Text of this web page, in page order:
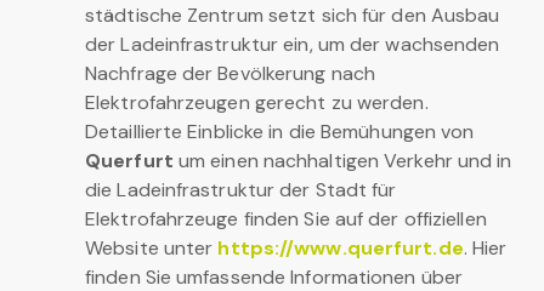
städtische Zentrum setzt sich für den Ausbau
der Ladeinfrastruktur ein, um der wachsenden
Nachfrage der Bevölkerung nach
Elektrofahrzeugen gerecht zu werden.
Detaillierte Einblicke in die Bemühungen von
Querfurt um einen nachhaltigen Verkehr und in
die Ladeinfrastruktur der Stadt für
Elektrofahrzeuge finden Sie auf der offiziellen
Website unter https://www.querfurt.de. Hier
finden Sie umfassende Informationen über